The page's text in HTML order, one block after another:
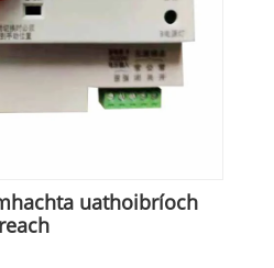
uathoibríoch